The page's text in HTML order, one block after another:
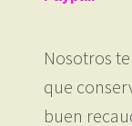
Nosotros
que
buen